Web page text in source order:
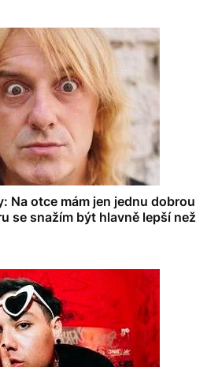
Na otce mám jen jednu dobrou
se snažím být hlavně lepší než